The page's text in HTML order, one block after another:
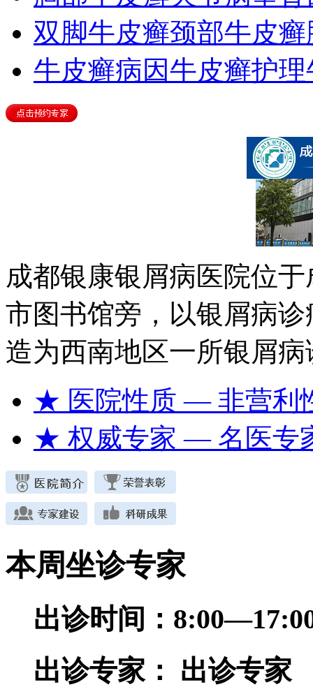
双脚牛皮癣颈部牛皮癣
牛皮癣病因牛皮癣护理
成都银康银屑病医院位
市图书馆旁，以银屑病
造为西南地区一所银屑
★ 医院性质— 非营利
★ 权威专家— 名医专
本周坐诊专家
出诊时间：
出诊专家：
出诊专家